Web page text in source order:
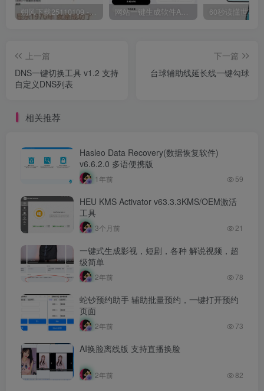
朔风下载25110109 -磁力下载神器-去VIP限制版本 网站一键生成软件APP 完美版 同时支持打包html文件
上一篇
DNS一键切换工具 v1.2 支持
自定义DNS列表
下一篇
台球辅助线延长线一键勾球
相关推荐
Hasleo Data Recovery(数据恢复软件)
v6.6.2.0 多语便携版
1年前 59
HEU KMS Activator v63.3.3KMS/OEM激活
工具
3个月前 21
一键式生成影视，短剧，各种 解说视频，超
级简单
2年前 78
蛇钞预约助手 辅助批量预约，一键打开预约
页面
2年前 73
AI换脸离线版 支持直播换脸
2年前 82